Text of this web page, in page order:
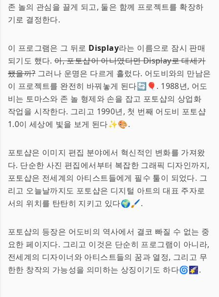
존 놀의 관심을 끌게 되고, 둘은 함께 프로젝트를 확장하
기로 결정한다.
이 프로그램은 그 뒤로 Display라는 이름으로 잠시 판매
되기도 했다.아, 포토샵이 아니였다면 Display로 대세가
됐을까?그러나 운명은 다르게 흘렀다. 어도비와의 만남은
이 프로젝트를 완전히 바꿔놓게 된다🔄🎈. 1988년, 어도
비는 토마스와 존 놀 형제와 손을 잡고 포토샵의 상업화
작업을 시작한다. 그리고 1990년, 첫 번째 어도비 포토샵
1.0이 세상에 빛을 보게 된다✨🎨.
포토샵은 이미지 편집 분야에서 혁신적인 변화를 가져왔
다. 단순한 사진 편집에서부터 복잡한 그래픽 디자인까지,
포토샵은 전세계의 아티스트들에게 필수 툴이 되었다. 그
리고 오늘날까지도 포토샵은 디지털 아트의 대표 주자로
서의 위치를 탄탄히 지키고 있다🌍🖌️.
포토샵의 등장은 어도비의 역사에서 결코 빠질 수 없는 중
요한 페이지다. 그리고 이것은 단순히 프로그램이 아니라,
전세계의 디자이너와 아티스트들의 꿈과 열정, 그리고 무
한한 창작의 가능성을 의미하는 상징이기도 하다🌀🌠.